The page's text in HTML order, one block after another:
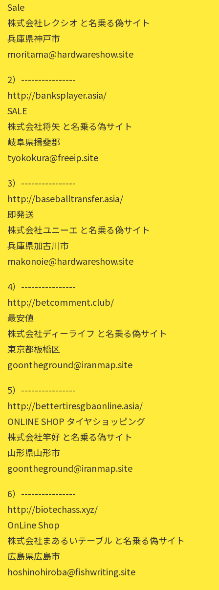
Sale
株式会社レクシオ と名乗る偽サイト
兵庫県神戸市
moritama@hardwareshow.site
2）----------------
http://banksplayer.asia/
SALE
株式会社将矢 と名乗る偽サイト
岐阜県揖斐郡
tyokokura@freeip.site
3）----------------
http://baseballtransfer.asia/
即発送
株式会社ユニーエ と名乗る偽サイト
兵庫県加古川市
makonoie@hardwareshow.site
4）----------------
http://betcomment.club/
最安値
株式会社ディーライフ と名乗る偽サイト
東京都板橋区
goontheground@iranmap.site
5）----------------
http://bettertiresgbaonline.asia/
ONLINE SHOP タイヤショッピング
株式会社竿好 と名乗る偽サイト
山形県山形市
goontheground@iranmap.site
6）----------------
http://biotechass.xyz/
OnLine Shop
株式会社まあるいテーブル と名乗る偽サイト
広島県広島市
hoshinohiroba@fishwriting.site